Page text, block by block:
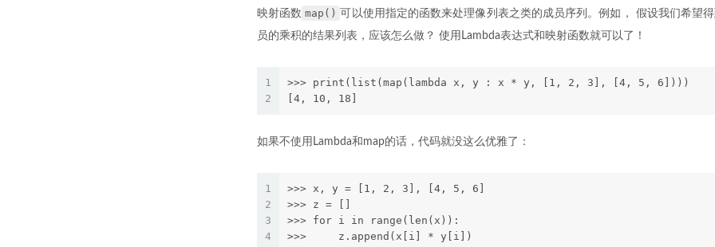
映射函数 map()
可以使用指定的函数来处理像列表之类的成员序列。例如， 假设我们希望
员的乘积的结果列表，应该怎么做？ 使用Lambda表达式和映射函数就可以了！
1
2
>>> print(list(map(lambda x, y : x * y, [1, 2, 3], [4, 5, 6])))
[4, 10, 18]
如果不使用Lambda和map的话，代码就没这么优雅了：
1
2
3
4
>>> x, y = [1, 2, 3], [4, 5, 6]
>>> z = []
>>> for i in range(len(x)):
>>>     z.append(x[i] * y[i])